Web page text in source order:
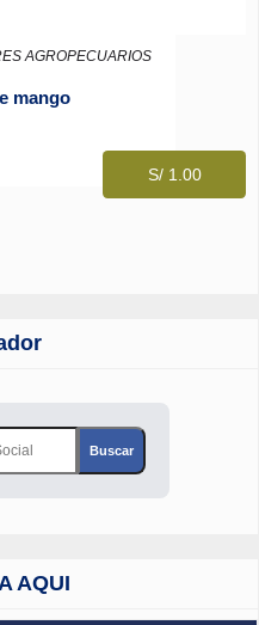
AGROPECUARIOS
mango
S/ 1.00
AQUI